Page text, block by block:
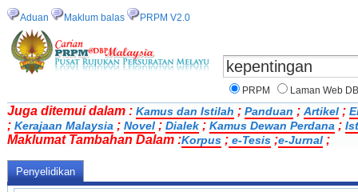
Aduan Maklum balas PRPM V2.0
PRPM Laman Web
Juga ditemui dalam : Kamus dan Istilah ; Panduan ; Artikel ;
; Kerajaan Malaysia ; Novel ; Dialek ; Kamus Dewan Perdana ;
Maklumat Tambahan Dalam :Korpus ; e-Tesis ;e-Jurnal ;
Penyelidikan